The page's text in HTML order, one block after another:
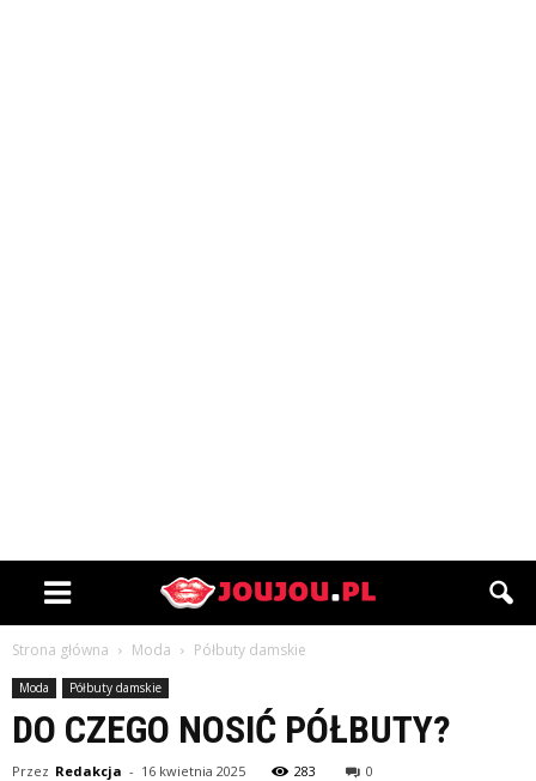
Strona główna Moda Półbuty damskie
Moda Półbuty damskie
DO CZEGO NOSIĆ PÓŁBUTY?
Przez Redakcja - 16 kwietnia 2025 283 0